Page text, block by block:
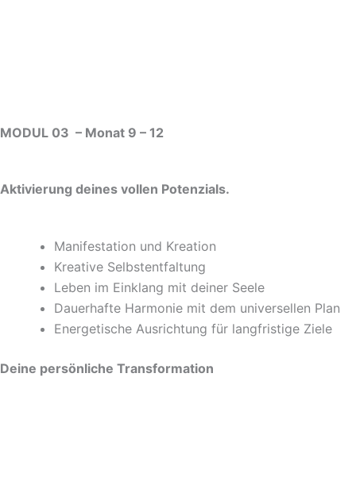
MODUL 03 – Monat 9 – 12
Aktivierung deines vollen Potenzials.
Manifestation und Kreation
Kreative Selbstentfaltung
Leben im Einklang mit deiner Seele
Dauerhafte Harmonie mit dem universellen Plan
Energetische Ausrichtung für langfristige Ziele
Deine persönliche Transformation